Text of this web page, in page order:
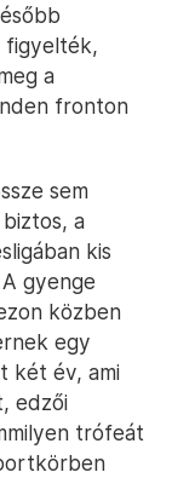
figyelték,
a
fronton
sem
a
kis
gyenge
közben
egy
két év, ami
edzői
trófeát